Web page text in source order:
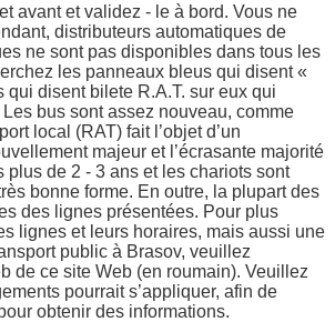
avant et validez - le à bord. Vous ne
distributeurs automatiques de
ne sont pas disponibles dans tous les
les panneaux bleus qui disent «
qui disent bilete R.A.T. sur eux qui
bus sont assez nouveau, comme
local (RAT) fait l’objet d’un
majeur et l’écrasante majorité
plus de 2 - 3 ans et les chariots sont
bonne forme. En outre, la plupart des
des lignes présentées. Pour plus
lignes et leurs horaires, mais aussi une
public à Brasov, veuillez
de ce site Web (en roumain). Veuillez
pourrait s’appliquer, afin de
obtenir des informations.